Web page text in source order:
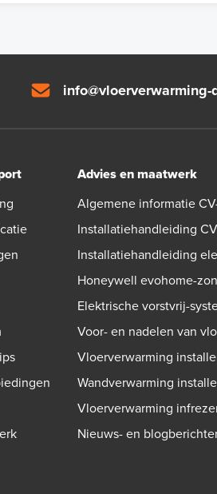
Advies en maatwerk
Algemene informatie
Installatiehandleiding
Installatiehandleiding
Honeywell evohome-
Elektrische vorstvrij-
Voor- en nadelen van
Vloerverwarming
Wandverwarming
Vloerverwarming
Nieuws- en